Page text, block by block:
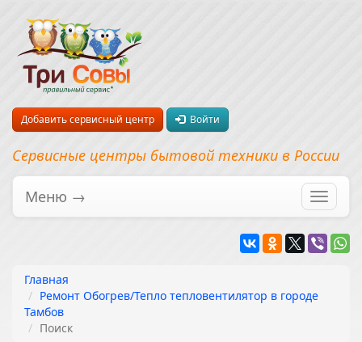
Добавить сервисный центр Войти
Сервисные центры бытовой техники в России
Меню →
Главная
Ремонт Обогрев/Тепло тепловентилятор в городе
Тамбов
Поиск